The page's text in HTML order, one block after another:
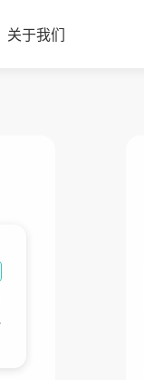
关于我们